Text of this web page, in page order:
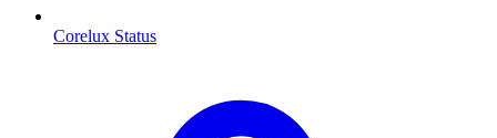
Corelux Status